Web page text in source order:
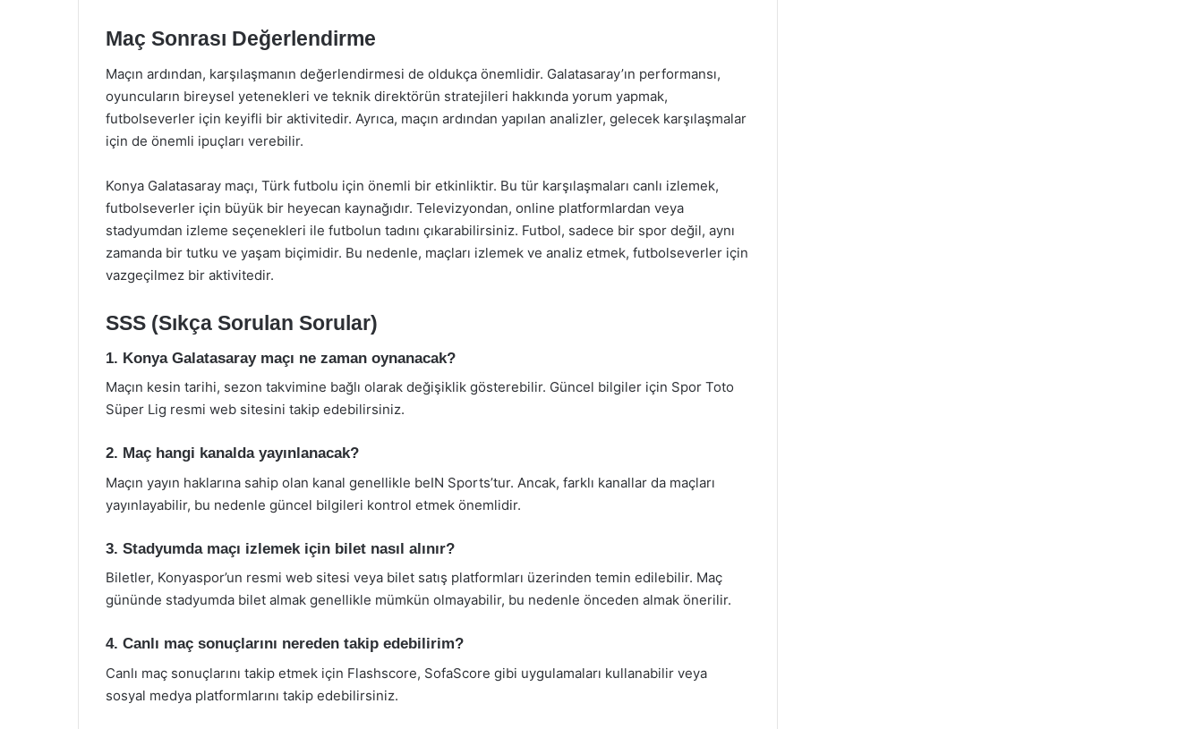
Maç Sonrası Değerlendirme
Maçın ardından, karşılaşmanın değerlendirmesi de oldukça önemlidir. Galatasaray’ın performansı,
oyuncuların bireysel yetenekleri ve teknik direktörün stratejileri hakkında yorum yapmak,
futbolseverler için keyifli bir aktivitedir. Ayrıca, maçın ardından yapılan analizler, gelecek karşılaşmalar
için de önemli ipuçları verebilir.
Konya Galatasaray maçı, Türk futbolu için önemli bir etkinliktir. Bu tür karşılaşmaları canlı izlemek,
futbolseverler için büyük bir heyecan kaynağıdır. Televizyondan, online platformlardan veya
stadyumdan izleme seçenekleri ile futbolun tadını çıkarabilirsiniz. Futbol, sadece bir spor değil, aynı
zamanda bir tutku ve yaşam biçimidir. Bu nedenle, maçları izlemek ve analiz etmek, futbolseverler için
vazgeçilmez bir aktivitedir.
SSS (Sıkça Sorulan Sorular)
1. Konya Galatasaray maçı ne zaman oynanacak?
Maçın kesin tarihi, sezon takvimine bağlı olarak değişiklik gösterebilir. Güncel bilgiler için Spor Toto
Süper Lig resmi web sitesini takip edebilirsiniz.
2. Maç hangi kanalda yayınlanacak?
Maçın yayın haklarına sahip olan kanal genellikle beIN Sports’tur. Ancak, farklı kanallar da maçları
yayınlayabilir, bu nedenle güncel bilgileri kontrol etmek önemlidir.
3. Stadyumda maçı izlemek için bilet nasıl alınır?
Biletler, Konyaspor’un resmi web sitesi veya bilet satış platformları üzerinden temin edilebilir. Maç
gününde stadyumda bilet almak genellikle mümkün olmayabilir, bu nedenle önceden almak önerilir.
4. Canlı maç sonuçlarını nereden takip edebilirim?
Canlı maç sonuçlarını takip etmek için Flashscore, SofaScore gibi uygulamaları kullanabilir veya
sosyal medya platformlarını takip edebilirsiniz.